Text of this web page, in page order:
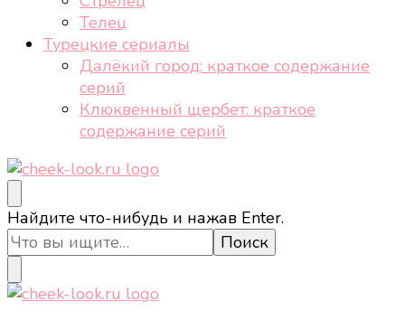
Телец
Турецкие сериалы
Далёкий город: краткое содержание
серий
Клюквенный щербет: краткое
содержание серий
cheek-look.ru
Женский сайт о звездах и кино, а также трендах,
здоровом образе жизни, спорте, стиле, отдыхе и
еде.
Ищите
что-
то?
Найдите что-нибудь и нажав Enter.